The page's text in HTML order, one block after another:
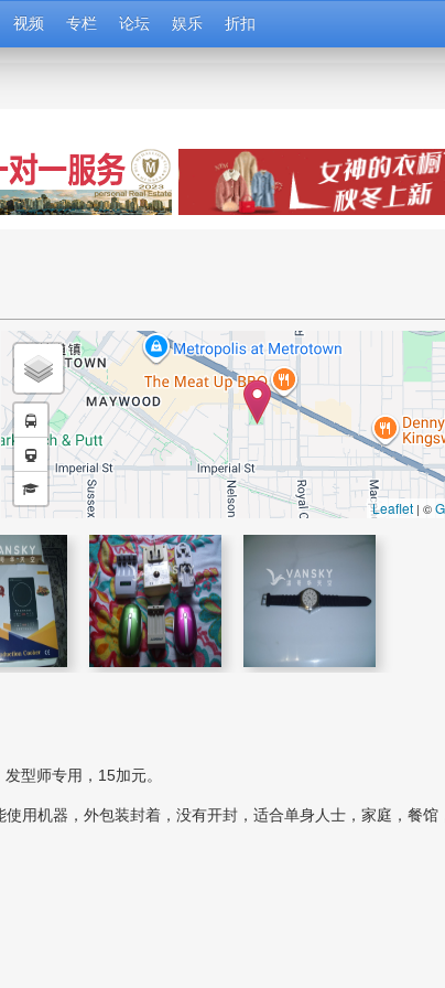
视频 专栏 论坛 娱乐 折扣
Leaflet | ©
型师专用，15加元。
用机器，外包装封着，没有开封，适合单身人士，家庭，餐馆